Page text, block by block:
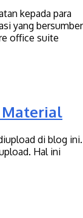
kepada para
yang bersumber
office suite
Material
di blog ini.
Hal ini